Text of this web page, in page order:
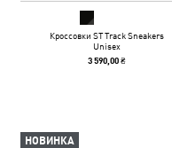
Кроссовки ST Track Sneakers
Unisex
3 590,00 ₴
НОВИНКА